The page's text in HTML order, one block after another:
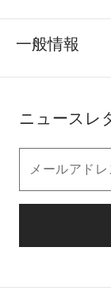
一般情報
ニュースレ